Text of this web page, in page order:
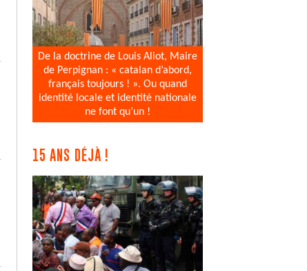
De la doctrine de Louis Aliot, Maire
de Perpignan : « catalan d’abord,
français toujours ! ». Ou quand
identité locale et identité nationale
ne font qu’un !
15 ANS DÉJÀ !